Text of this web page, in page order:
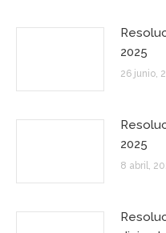
2025
26 junio,
2025
8 abril,